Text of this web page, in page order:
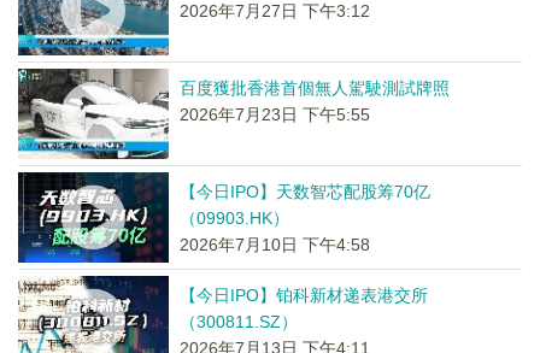
2026年7月27日 下午3:12
百度獲批香港首個無人駕駛測試牌照
2026年7月23日 下午5:55
【今日IPO】天数智芯配股筹70亿
（09903.HK）
2026年7月10日 下午4:58
【今日IPO】铂科新材递表港交所
（300811.SZ）
2026年7月13日 下午4:11